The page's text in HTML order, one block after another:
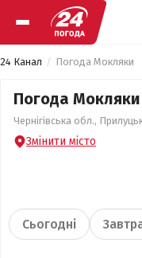
24 Канал Погода Мокляки
Погода Мокляки
Чернігівська обл.,
Змінити місто
Сьогодні